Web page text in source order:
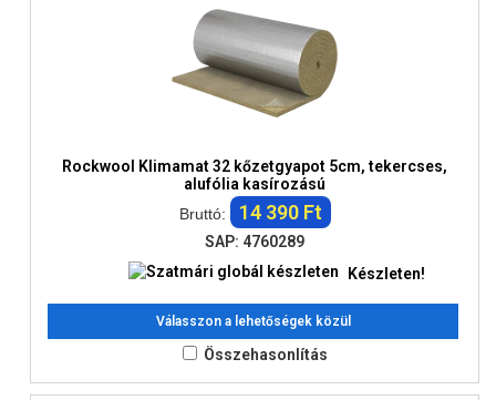
Rockwool Klimamat 32 kőzetgyapot 5cm, tekercses,
alufólia kasírozású
Bruttó:
14 390 Ft
SAP: 4760289
Készleten!
Válasszon a lehetőségek közül
Összehasonlítás